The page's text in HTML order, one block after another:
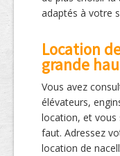
adaptés à votre
Location
grande
Vous avez
élévateurs,
location, et vous
faut. Adressez
location de